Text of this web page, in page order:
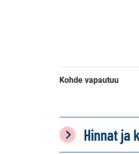
Kohde vapautuu
Hinnat ja